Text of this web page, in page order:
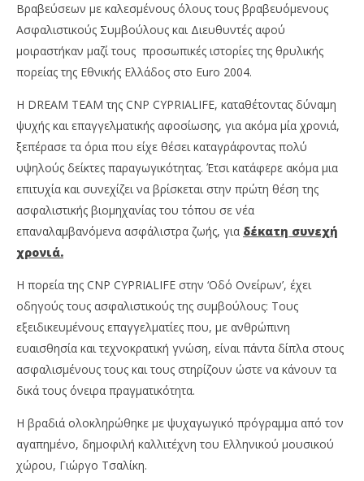
Βραβεύσεων με καλεσμένους όλους τους βραβευόμενους
Ασφαλιστικούς Συμβούλους και Διευθυντές αφού
μοιραστήκαν μαζί τους προσωπικές ιστορίες της θρυλικής
πορείας της Εθνικής Ελλάδος στο Euro 2004.
Η DREAM TEAM της CNP CYPRIALIFE, καταθέτοντας δύναμη
ψυχής και επαγγελματικής αφοσίωσης, για ακόμα μία χρονιά,
ξεπέρασε τα όρια που είχε θέσει καταγράφοντας πολύ
υψηλούς δείκτες παραγωγικότητας. Έτσι κατάφερε ακόμα μια
επιτυχία και συνεχίζει να βρίσκεται στην πρώτη θέση της
ασφαλιστικής βιομηχανίας του τόπου σε νέα
επαναλαμβανόμενα ασφάλιστρα ζωής, για δέκατη συνεχή
χρονιά.
Η πορεία της CNP CYPRIALIFE στην ‘Οδό Ονείρων’, έχει
οδηγούς τους ασφαλιστικούς της συμβούλους: Τους
εξειδικευμένους επαγγελματίες που, με ανθρώπινη
ευαισθησία και τεχνοκρατική γνώση, είναι πάντα δίπλα στους
ασφαλισμένους τους και τους στηρίζουν ώστε να κάνουν τα
δικά τους όνειρα πραγματικότητα.
Η βραδιά ολοκληρώθηκε με ψυχαγωγικό πρόγραμμα από τον
αγαπημένο, δημοφιλή καλλιτέχνη του Ελληνικού μουσικού
χώρου, Γιώργο Τσαλίκη.